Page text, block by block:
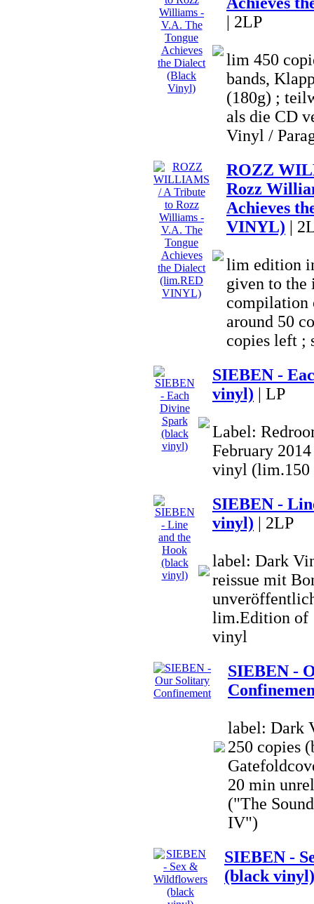
| 2LP
lim 450
bands,
(180g) ;
als die CD
Vinyl /
ROZZ
Rozz
Achieves
VINYL) |
lim edition
given to the
around 50
copies left ;
SIEBEN -
vinyl) | LP
Label:
February
vinyl (lim.150
SIEBEN -
vinyl) | 2LP
label: Dark
reissue mit
lim.Edition of
vinyl
SIEBEN -
label: Dark
250 copies
20 min
("The
IV")
SIEBEN -
(black vinyl)